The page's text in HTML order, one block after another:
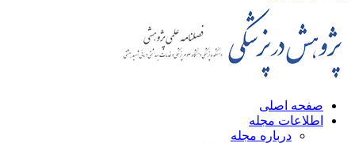
صفحه اصلی
اطلاعات مجله
درباره مجله